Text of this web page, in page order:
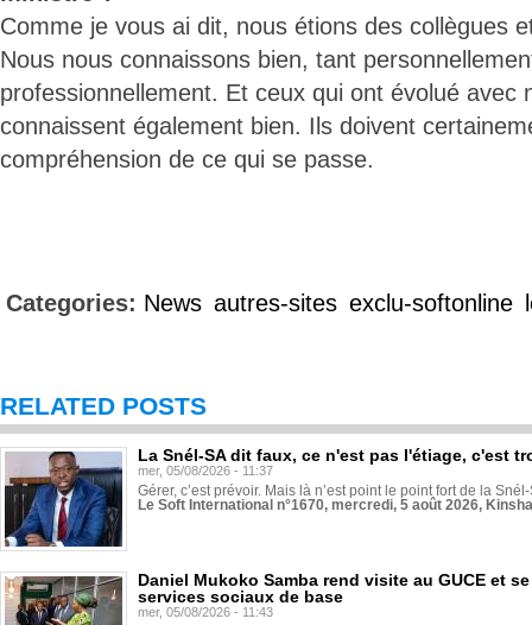
Comme je vous ai dit, nous étions des collègues
Nous nous connaissons bien, tant
professionnellement. Et ceux qui ont évolué avec
connaissent également bien. Ils doivent
compréhension de ce qui se passe.
Categories: News autres-sites exclu-softonline
RELATED POSTS
La Snél-SA dit faux, ce n'est pas l'étiage, c'est
mer, 05/08/2026 - 11:37
Gérer, c’est prévoir. Mais là n’est point le point fort de la
Le Soft International n°1670, mercredi, 5 août 2026,
Daniel Mukoko Samba rend visite au GUCE et
services sociaux de base
mer, 05/08/2026 - 11:43